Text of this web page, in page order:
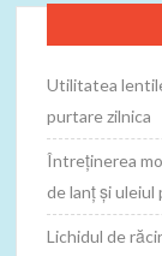
Utilitatea
purtare zilnica
Întreținerea
de lanț și
Lichidul de